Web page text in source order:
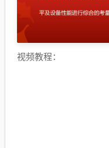
视频教程：